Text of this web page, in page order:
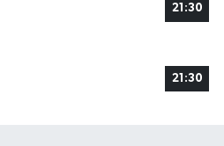
21:30
21:30